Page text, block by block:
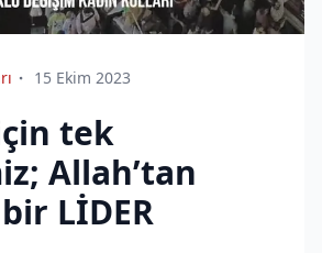
15 Ekim 2023
tek
Allah’tan
LİDER